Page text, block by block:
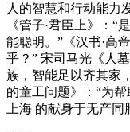
人的智慧和行动能力
《管子·君臣上》：
能聪明。”《汉书·高
乎？” 宋司马光《人
族，智能足以齐其家
的童工问题》：“为
上海 的献身于无产